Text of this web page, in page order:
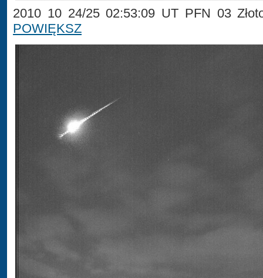
2010 10 24/25 02:53:09 UT PFN 03
POWIĘKSZ